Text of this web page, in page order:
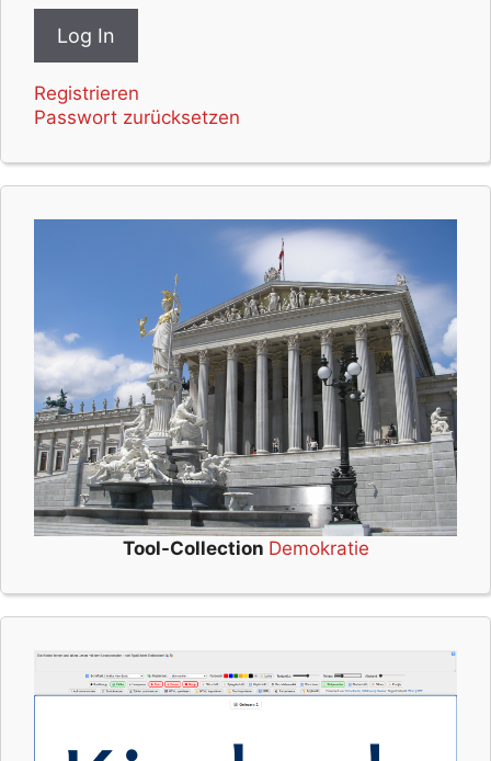
Registrieren
Passwort zurücksetzen
Tool-Collection Demokratie